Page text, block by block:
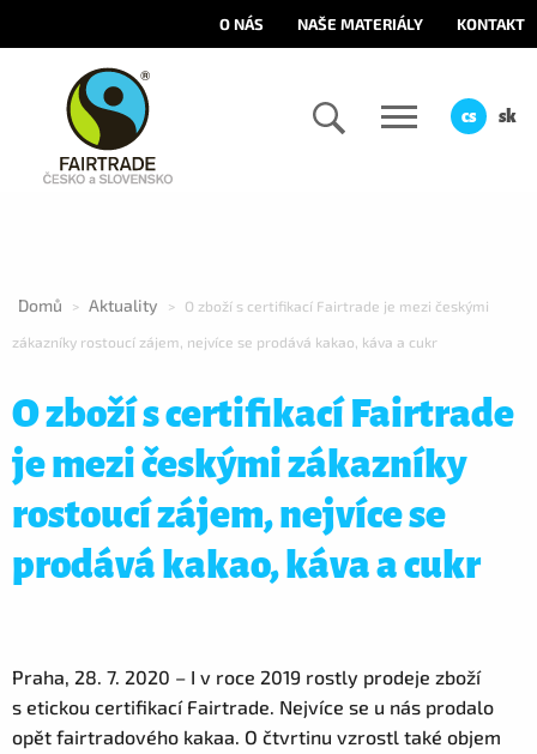
O NÁS NAŠE MATERIÁLY KONTAKT
cs sk
Domů > Aktuality > O zboží s certifikací Fairtrade je mezi českými
zákazníky rostoucí zájem, nejvíce se prodává kakao, káva a cukr
O zboží s certifikací Fairtrade
je mezi českými zákazníky
rostoucí zájem, nejvíce se
prodává kakao, káva a cukr
Praha, 28. 7. 2020 – I v roce 2019 rostly prodeje zboží
s etickou certifikací Fairtrade. Nejvíce se u nás prodalo
opět fairtradového kakaa. O čtvrtinu vzrostl také objem